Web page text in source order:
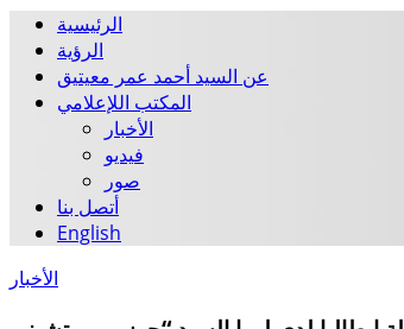
الرئيسية
الرؤية
عن السيد أحمد عمر معيتيق
المكتب اللإعلامي
الأخبار
فيديو
صور
أتصل بنا
English
الأخبار